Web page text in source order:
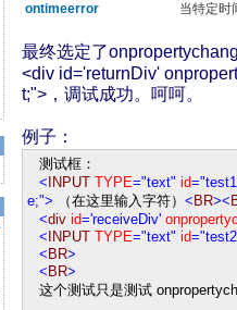
ontimeerror
当特定时
最终选定了
<div id='returnDiv'
t;">，调试成功。呵呵。
例子：
测试框：
< INPUT TYPE="text" id
e;"> （在这里输入字符） < BR><
<div id='receiveDiv'
< INPUT TYPE="text" id
< BR>
< BR>
这个测试只是测试